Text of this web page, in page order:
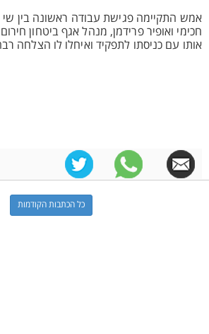
אמש התקיימה פגישת עבודה ראשונה בין שי
חכימי ואופיר פרידמן, מנהל אגף ביטחון
אותו עם כניסתו לתפקיד ואיחלו לו הצלחה
כל הכתבות הקודמות